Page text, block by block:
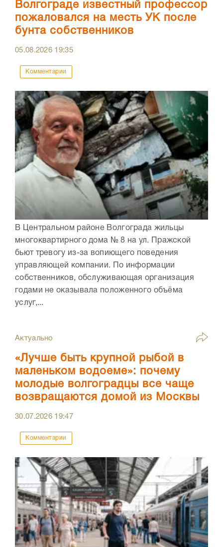
Волгограде известный профессор
пожаловался на месть УК после
бунта собственников
05.08.2026 19:35
Комментарии
В Центральном районе Волгограда жильцы
многоквартирного дома № 8 на ул. Пражской
бьют тревогу из-за вопиющего поведения
управляющей компании. По информации
собственников, обслуживающая организация
годами не оказывала положенного объёма
услуг,...
Актуально
«Лучше быть крупной рыбой в
маленьком водоеме»: почему
молодые волгоградцы все чаще
возвращаются домой из Москвы
30.07.2026 19:47
Комментарии